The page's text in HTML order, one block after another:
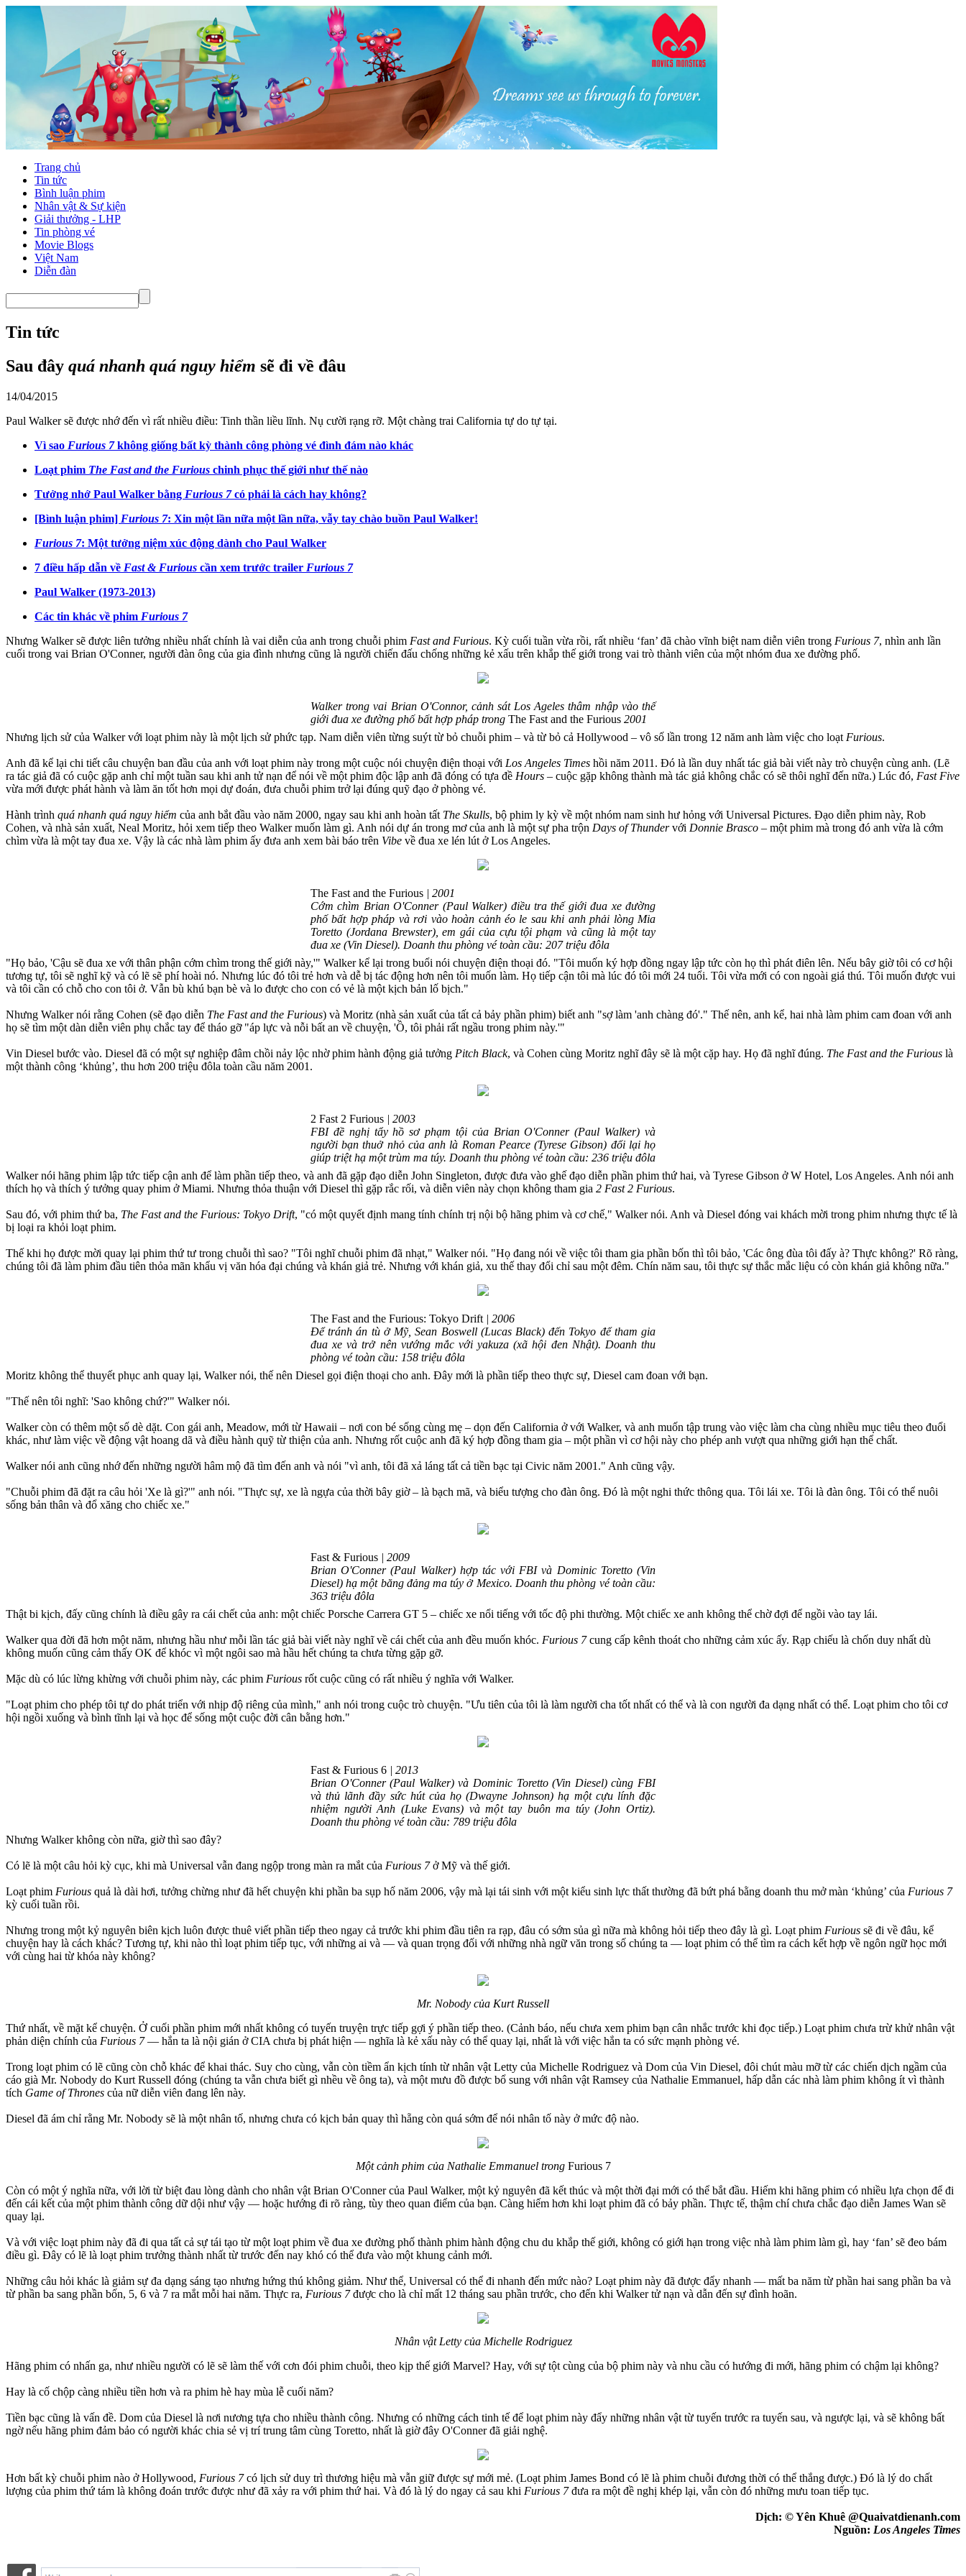
Trang chủ
Tin tức
Bình luận phim
Nhân vật & Sự kiện
Giải thưởng - LHP
Tin phòng vé
Movie Blogs
Việt Nam
Diễn đàn
Tin tức
Sau đây quá nhanh quá nguy hiểm sẽ đi về đâu
14/04/2015
Paul Walker sẽ được nhớ đến vì rất nhiều điều: Tinh thần liều lĩnh. Nụ cười rạng rỡ. Một chàng trai California tự do tự tại.
Vì sao Furious 7không giống bất kỳ thành công phòng vé đình đám nào khác
Loạt phim The Fast and the Furious chinh phục thế giới như thế nào
Tưởng nhớ Paul Walker bằng Furious 7có phải là cách hay không?
[Bình luận phim] Furious 7: Xin một lần nữa một lần nữa, vẫy tay chào buồn Paul Walker!
Furious 7: Một tưởng niệm xúc động dành cho Paul Walker
7 điều hấp dẫn về Fast & Furious cần xem trước trailer Furious 7
Paul Walker (1973-2013)
Các tin khác về phim Furious 7
Nhưng Walker sẽ được liên tưởng nhiều nhất chính là vai diễn của anh trong chuỗi phim Fast and Furious. Kỳ cuối tuần vừa rồi, rất nhiều ‘fan’ đã chào vĩnh biệt nam diễn viên trong Furious 7, nhìn anh lần
cuối trong vai Brian O'Conner, người đàn ông của gia đình nhưng cũng là người chiến đấu chống những kẻ xấu trên khắp thế giới trong vai trò thành viên của một nhóm đua xe đường phố.
Walker trong vai Brian O'Connor, cảnh sát Los Ageles thâm nhập vào thế
giới đua xe đường phố bất hợp pháp trong The Fast and the Furious 2001
Nhưng lịch sử của Walker với loạt phim này là một lịch sử phức tạp. Nam diễn viên từng suýt từ bỏ chuỗi phim – và từ bỏ cả Hollywood – vô số lần trong 12 năm anh làm việc cho loạt Furious.
Anh đã kể lại chi tiết câu chuyện ban đầu của anh với loạt phim này trong một cuộc nói chuyện điện thoại với Los Angeles Times hồi năm 2011. Đó là lần duy nhất tác giả bài viết này trò chuyện cùng anh. (Lẽ
ra tác giả đã có cuộc gặp anh chỉ một tuần sau khi anh tử nạn để nói về một phim độc lập anh đã đóng có tựa đề Hours – cuộc gặp không thành mà tác giả không chắc có sẽ thôi nghĩ đến nữa.) Lúc đó, Fast Five
vừa mới được phát hành và làm ăn tốt hơn mọi dự đoán, đưa chuỗi phim trở lại đúng quỹ đạo ở phòng vé.
Hành trình quá nhanh quá nguy hiểm của anh bắt đầu vào năm 2000, ngay sau khi anh hoàn tất The Skulls, bộ phim ly kỳ về một nhóm nam sinh hư hỏng với Universal Pictures. Đạo diễn phim này, Rob
Cohen, và nhà sản xuất, Neal Moritz, hỏi xem tiếp theo Walker muốn làm gì. Anh nói dự án trong mơ của anh là một sự pha trộn Days of Thundervới Donnie Brasco – một phim mà trong đó anh vừa là cớm
chìm vừa là một tay đua xe. Vậy là các nhà làm phim ấy đưa anh xem bài báo trên Vibe về đua xe lén lút ở Los Angeles.
The Fast and the Furious | 2001
Cớm chìm Brian O'Conner (Paul Walker) điều tra thế giới đua xe đường
phố bất hợp pháp và rơi vào hoàn cảnh éo le sau khi anh phải lòng Mia
Toretto (Jordana Brewster), em gái của cựu tội phạm và cũng là một tay
đua xe (Vin Diesel). Doanh thu phòng vé toàn cầu: 207 triệu đôla
"Họ bảo, 'Cậu sẽ đua xe với thân phận cớm chìm trong thế giới này,'" Walker kể lại trong buổi nói chuyện điện thoại đó. "Tôi muốn ký hợp đồng ngay lập tức còn họ thì phát điên lên. Nếu bây giờ tôi có cơ hội
tương tự, tôi sẽ nghĩ kỹ và có lẽ sẽ phí hoài nó. Nhưng lúc đó tôi trẻ hơn và dễ bị tác động hơn nên tôi muốn làm. Họ tiếp cận tôi mà lúc đó tôi mới 24 tuổi. Tôi vừa mới có con ngoài giá thú. Tôi muốn được vui
và tôi cần có chỗ cho con tôi ở. Vẫn bù khú bạn bè và lo được cho con có vẻ là một kịch bản lố bịch."
Nhưng Walker nói rằng Cohen (sẽ đạo diễn The Fast and the Furious) và Moritz (nhà sản xuất của tất cả bảy phần phim) biết anh "sợ làm 'anh chàng đó'." Thế nên, anh kể, hai nhà làm phim cam đoan với anh
họ sẽ tìm một dàn diễn viên phụ chắc tay để tháo gỡ "áp lực và nỗi bất an về chuyện, 'Ồ, tôi phải rất ngầu trong phim này.'"
Vin Diesel bước vào. Diesel đã có một sự nghiệp đâm chồi nảy lộc nhờ phim hành động giả tưởng Pitch Black, và Cohen cùng Moritz nghĩ đây sẽ là một cặp hay. Họ đã nghĩ đúng. The Fast and the Furious là
một thành công ‘khủng’, thu hơn 200 triệu đôla toàn cầu năm 2001.
2 Fast 2 Furious | 2003
FBI đề nghị tẩy hồ sơ phạm tội của Brian O'Conner (Paul Walker) và
người bạn thuở nhỏ của anh là Roman Pearce (Tyrese Gibson) đổi lại họ
giúp triệt hạ một trùm ma túy. Doanh thu phòng vé toàn cầu: 236 triệu đôla
Walker nói hãng phim lập tức tiếp cận anh để làm phần tiếp theo, và anh đã gặp đạo diễn John Singleton, được đưa vào ghế đạo diễn phần phim thứ hai, và Tyrese Gibson ở W Hotel, Los Angeles. Anh nói anh
thích họ và thích ý tưởng quay phim ở Miami. Nhưng thỏa thuận với Diesel thì gặp rắc rối, và diễn viên này chọn không tham gia 2 Fast 2 Furious.
Sau đó, với phim thứ ba, The Fast and the Furious: Tokyo Drift, "có một quyết định mang tính chính trị nội bộ hãng phim và cơ chế," Walker nói. Anh và Diesel đóng vai khách mời trong phim nhưng thực tế là
bị loại ra khỏi loạt phim.
Thế khi họ được mời quay lại phim thứ tư trong chuỗi thì sao? "Tôi nghĩ chuỗi phim đã nhạt," Walker nói. "Họ đang nói về việc tôi tham gia phần bốn thì tôi bảo, 'Các ông đùa tôi đấy à? Thực không?' Rõ ràng,
chúng tôi đã làm phim đầu tiên thỏa mãn khẩu vị văn hóa đại chúng và khán giả trẻ. Nhưng với khán giả, xu thế thay đổi chỉ sau một đêm. Chín năm sau, tôi thực sự thắc mắc liệu có còn khán giả không nữa."
The Fast and the Furious: Tokyo Drift | 2006
Để tránh án tù ở Mỹ, Sean Boswell (Lucas Black) đến Tokyo để tham gia
đua xe và trở nên vướng mắc với yakuza (xã hội đen Nhật). Doanh thu
phòng vé toàn cầu: 158 triệu đôla
Moritz không thể thuyết phục anh quay lại, Walker nói, thế nên Diesel gọi điện thoại cho anh. Đây mới là phần tiếp theo thực sự, Diesel cam đoan với bạn.
"Thế nên tôi nghĩ: 'Sao không chứ?'" Walker nói.
Walker còn có thêm một số dè dặt. Con gái anh, Meadow, mới từ Hawaii – nơi con bé sống cùng mẹ – dọn đến California ở với Walker, và anh muốn tập trung vào việc làm cha cùng nhiều mục tiêu theo đuổi
khác, như làm việc về động vật hoang dã và điều hành quỹ từ thiện của anh. Nhưng rốt cuộc anh đã ký hợp đồng tham gia – một phần vì cơ hội này cho phép anh vượt qua những giới hạn thể chất.
Walker nói anh cũng nhớ đến những người hâm mộ đã tìm đến anh và nói "vì anh, tôi đã xả láng tất cả tiền bạc tại Civic năm 2001." Anh cũng vậy.
"Chuỗi phim đã đặt ra câu hỏi 'Xe là gì?'" anh nói. "Thực sự, xe là ngựa của thời bây giờ – là bạch mã, và biểu tượng cho đàn ông. Đó là một nghi thức thông qua. Tôi lái xe. Tôi là đàn ông. Tôi có thể nuôi
sống bản thân và đổ xăng cho chiếc xe."
Fast & Furious | 2009
Brian O'Conner (Paul Walker) hợp tác với FBI và Dominic Toretto (Vin
Diesel) hạ một băng đảng ma túy ở Mexico. Doanh thu phòng vé toàn cầu:
363 triệu đôla
Thật bi kịch, đấy cũng chính là điều gây ra cái chết của anh: một chiếc Porsche Carrera GT 5 – chiếc xe nổi tiếng với tốc độ phi thường. Một chiếc xe anh không thể chờ đợi để ngồi vào tay lái.
Walker qua đời đã hơn một năm, nhưng hầu như mỗi lần tác giả bài viết này nghĩ về cái chết của anh đều muốn khóc. Furious 7cung cấp kênh thoát cho những cảm xúc ấy. Rạp chiếu là chốn duy nhất dù
không muốn cũng cảm thấy OK để khóc vì một ngôi sao mà hầu hết chúng ta chưa từng gặp gỡ.
Mặc dù có lúc lừng khừng với chuỗi phim này, các phim Furious rốt cuộc cũng có rất nhiều ý nghĩa với Walker.
"Loạt phim cho phép tôi tự do phát triển với nhịp độ riêng của mình," anh nói trong cuộc trò chuyện. "Ưu tiên của tôi là làm người cha tốt nhất có thể và là con người đa dạng nhất có thể. Loạt phim cho tôi cơ
hội ngồi xuống và bình tĩnh lại và học để sống một cuộc đời cân bằng hơn."
Fast & Furious 6 | 2013
Brian O'Conner (Paul Walker) và Dominic Toretto (Vin Diesel) cùng FBI
và thủ lãnh đầy sức hút của họ (Dwayne Johnson) hạ một cựu lính đặc
nhiệm người Anh (Luke Evans) và một tay buôn ma túy (John Ortiz).
Doanh thu phòng vé toàn cầu: 789 triệu đôla
Nhưng Walker không còn nữa, giờ thì sao đây?
Có lẽ là một câu hỏi kỳ cục, khi mà Universal vẫn đang ngộp trong màn ra mắt của Furious 7ở Mỹ và thế giới.
Loạt phim Furious quả là dài hơi, tưởng chừng như đã hết chuyện khi phần ba sụp hố năm 2006, vậy mà lại tái sinh với một kiểu sinh lực thất thường đã bứt phá bằng doanh thu mở màn ‘khủng’ của Furious 7
kỳ cuối tuần rồi.
Nhưng trong một kỷ nguyên biên kịch luôn được thuê viết phần tiếp theo ngay cả trước khi phim đầu tiên ra rạp, đâu có sớm sủa gì nữa mà không hỏi tiếp theo đây là gì. Loạt phim Furious sẽ đi về đâu, kể
chuyện hay là cách khác? Tương tự, khi nào thì loạt phim tiếp tục, với những ai và — và quan trọng đối với những nhà ngữ văn trong số chúng ta — loạt phim có thể tìm ra cách kết hợp về ngôn ngữ học mới
với cùng hai từ khóa này không?
Mr. Nobody của Kurt Russell
Thứ nhất, về mặt kể chuyện. Ở cuối phần phim mới nhất không có tuyến truyện trực tiếp gợi ý phần tiếp theo. (Cảnh báo, nếu chưa xem phim bạn cân nhắc trước khi đọc tiếp.) Loạt phim chưa trừ khử nhân vật
phản diện chính của Furious 7— hắn ta là nội gián ở CIA chưa bị phát hiện — nghĩa là kẻ xấu này có thể quay lại, nhất là với việc hắn ta có sức mạnh phòng vé.
Trong loạt phim có lẽ cũng còn chỗ khác để khai thác. Suy cho cùng, vẫn còn tiềm ẩn kịch tính từ nhân vật Letty của Michelle Rodriguez và Dom của Vin Diesel, đôi chút màu mỡ từ các chiến dịch ngầm của
cáo già Mr. Nobody do Kurt Russell đóng (chúng ta vẫn chưa biết gì nhều về ông ta), và một mưu đồ được bổ sung với nhân vật Ramsey của Nathalie Emmanuel, hấp dẫn các nhà làm phim không ít vì thành
tích Game of Thrones của nữ diễn viên đang lên này.
Diesel đã ám chỉ rằng Mr. Nobody sẽ là một nhân tố, nhưng chưa có kịch bản quay thì hẵng còn quá sớm để nói nhân tố này ở mức độ nào.
Một cảnh phim của Nathalie Emmanuel trongFurious 7
Còn có một ý nghĩa nữa, với lời từ biệt đau lòng dành cho nhân vật Brian O'Conner của Paul Walker, một kỷ nguyên đã kết thúc và một thời đại mới có thể bắt đầu. Hiếm khi hãng phim có nhiều lựa chọn để đi
đến cái kết của một phim thành công dữ dội như vậy — hoặc hướng đi rõ ràng, tùy theo quan điểm của bạn. Càng hiếm hơn khi loạt phim đã có bảy phần. Thực tế, thậm chí chưa chắc đạo diễn James Wan sẽ
quay lại.
Và với việc loạt phim này đã đi qua tất cả sự tái tạo từ một loạt phim về đua xe đường phố thành phim hành động chu du khắp thế giới, không có giới hạn trong việc nhà làm phim làm gì, hay ‘fan’ sẽ đeo bám
điều gì. Đây có lẽ là loạt phim trưởng thành nhất từ trước đến nay khó có thể đưa vào một khung cảnh mới.
Những câu hỏi khác là giảm sự đa dạng sáng tạo nhưng hứng thú không giảm. Như thể, Universal có thể đi nhanh đến mức nào? Loạt phim này đã được đẩy nhanh — mất ba năm từ phần hai sang phần ba và
từ phần ba sang phần bốn, 5, 6 và 7 ra mắt mỗi hai năm. Thực ra, Furious 7được cho là chỉ mất 12 tháng sau phần trước, cho đến khi Walker tử nạn và dẫn đến sự đình hoãn.
Nhân vật Letty của Michelle Rodriguez
Hãng phim có nhấn ga, như nhiều người có lẽ sẽ làm thế với cơn đói phim chuỗi, theo kịp thế giới Marvel? Hay, với sự tột cùng của bộ phim này và nhu cầu có hướng đi mới, hãng phim có chậm lại không?
Hay là cố chộp càng nhiều tiền hơn và ra phim hè hay mùa lễ cuối năm?
Tiền bạc cũng là vấn đề. Dom của Diesel là nơi nương tựa cho nhiều thành công. Nhưng có những cách tinh tế để loạt phim này đẩy những nhân vật từ tuyến trước ra tuyến sau, và ngược lại, và sẽ không bất
ngờ nếu hãng phim đảm bảo có người khác chia sẻ vị trí trung tâm cùng Toretto, nhất là giờ đây O'Conner đã giải nghệ.
Hơn bất kỳ chuỗi phim nào ở Hollywood, Furious 7có lịch sử duy trì thương hiệu mà vẫn giữ được sự mới mẻ. (Loạt phim James Bond có lẽ là phim chuỗi đương thời có thể thắng được.) Đó là lý do chất
lượng của phim thứ tám là không đoán trước được như đã xảy ra với phim thứ hai. Và đó là lý do ngay cả sau khi Furious 7đưa ra một đề nghị khép lại, vẫn còn đó những mưu toan tiếp tục.
Dịch: © Yên Khuê @Quaivatdienanh.com
Nguồn: Los Angeles Times